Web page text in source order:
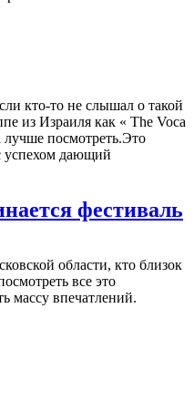
кто-то не слышал о такой
из Израиля как « The Voca
лучше посмотреть.Это
успехом дающий
фестиваль
области, кто близок
все это
массу впечатлений.